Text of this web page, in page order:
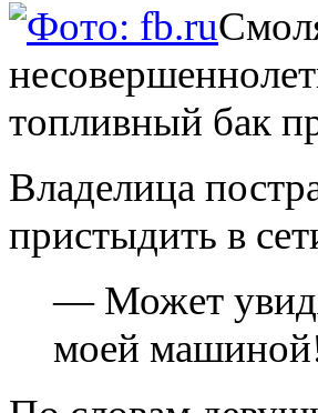
топливный бак
Владелица
пристыдить в
— Может
моей